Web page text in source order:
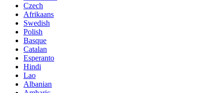
Czech
Afrikaans
Swedish
Polish
Basque
Catalan
Esperanto
Hindi
Lao
Albanian